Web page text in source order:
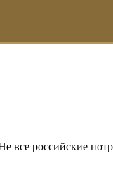
российские